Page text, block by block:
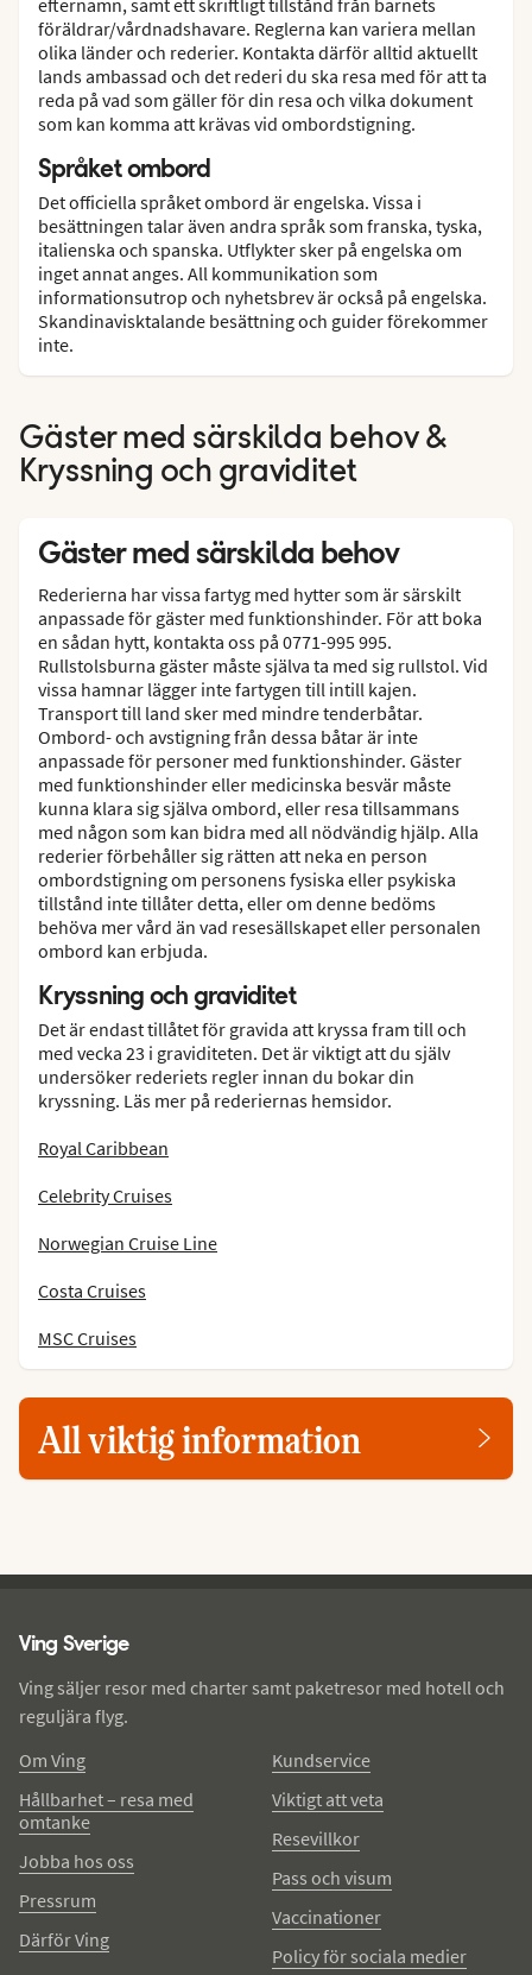
föräldrar/vårdnadshavare. Reglerna kan variera mellan
olika länder och rederier. Kontakta därför alltid aktuellt
lands ambassad och det rederi du ska resa med för att ta
reda på vad som gäller för din resa och vilka dokument
som kan komma att krävas vid ombordstigning.
Språket ombord
Det officiella språket ombord är engelska. Vissa i
besättningen talar även andra språk som franska, tyska,
italienska och spanska. Utflykter sker på engelska om
inget annat anges. All kommunikation som
informationsutrop och nyhetsbrev är också på engelska.
Skandinavisktalande besättning och guider förekommer
inte.
Gäster med särskilda behov &
Kryssning och graviditet
Gäster med särskilda behov
Rederierna har vissa fartyg med hytter som är särskilt
anpassade för gäster med funktionshinder. För att boka
en sådan hytt, kontakta oss på 0771-995 995.
Rullstolsburna gäster måste själva ta med sig rullstol. Vid
vissa hamnar lägger inte fartygen till intill kajen.
Transport till land sker med mindre tenderbåtar.
Ombord- och avstigning från dessa båtar är inte
anpassade för personer med funktionshinder. Gäster
med funktionshinder eller medicinska besvär måste
kunna klara sig själva ombord, eller resa tillsammans
med någon som kan bidra med all nödvändig hjälp. Alla
rederier förbehåller sig rätten att neka en person
ombordstigning om personens fysiska eller psykiska
tillstånd inte tillåter detta, eller om denne bedöms
behöva mer vård än vad resesällskapet eller personalen
ombord kan erbjuda.
Kryssning och graviditet
Det är endast tillåtet för gravida att kryssa fram till och
med vecka 23 i graviditeten. Det är viktigt att du själv
undersöker rederiets regler innan du bokar din
kryssning. Läs mer på rederiernas hemsidor.
Royal Caribbean
Celebrity Cruises
Norwegian Cruise Line
Costa Cruises
MSC Cruises
All viktig information
Ving Sverige
Ving säljer resor med charter samt paketresor med hotell och
reguljära flyg.
Om Ving
Hållbarhet – resa med
omtanke
Jobba hos oss
Pressrum
Därför Ving
Kundservice
Viktigt att veta
Resevillkor
Pass och visum
Vaccinationer
Policy för sociala medier